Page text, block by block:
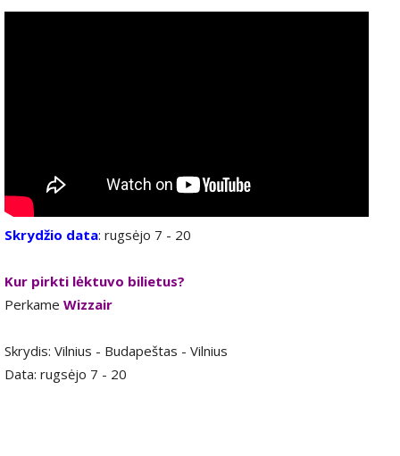
Skrydžio data: rugsėjo 7 - 20
Kur pirkti lėktuvo bilietus?
Perkame Wizzair
Skrydis: Vilnius - Budapeštas - Vilnius
Data: rugsėjo 7 - 20